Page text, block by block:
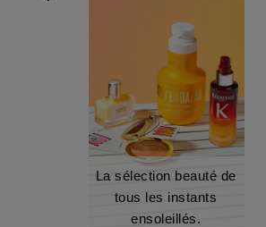
La sélection beauté de
tous les instants
ensoleillés.